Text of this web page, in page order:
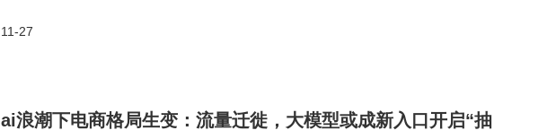
11-27
ai浪潮下电商格局生变：流量迁徙，大模型或成新入口开启“抽